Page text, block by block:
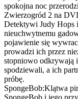
spokojna noc
Zwierzogród 2 na
Detektywi Judy Hops
nieuchwytnemu
pojawienie się
prowadzi ich przez
stopniowo odkrywają
spodziewali, a ich
próbę.
SpongeBob:Klątwa
SpongeBob i jego